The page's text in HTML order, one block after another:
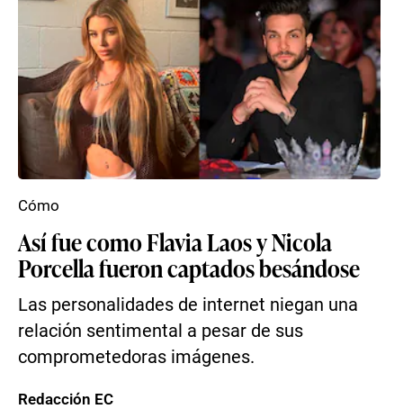
Así fue como Flavia Laos y Nicola
Porcella fueron captados besándose
Las personalidades de internet niegan una
relación sentimental a pesar de sus
comprometedoras imágenes.
Cómo
Redacción EC